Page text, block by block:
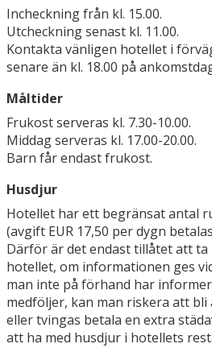
Incheckning från kl. 15.00.
Utcheckning senast kl. 11.00.
Kontakta vänligen hotellet i
senare än kl. 18.00 på
Måltider
Frukost serveras kl. 7.30-10.00.
Middag serveras kl. 17.00-20.00.
Barn får endast frukost.
Husdjur
Hotellet har ett begränsat antal
(avgift EUR 17,50 per dygn
Därför är det endast tillåtet att ta
hotellet, om informationen ges
man inte på förhand har
medföljer, kan man riskera att bli
eller tvingas betala en extra
att ha med husdjur i hotellets